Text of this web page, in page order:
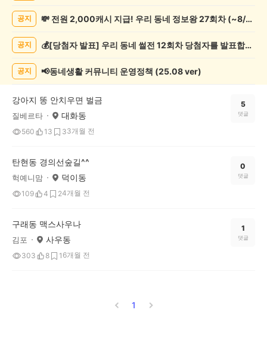
시
공지 💸 전원 2,000캐시 지급! 우리 동네 정보왕 27회차 (~8/10)
공지 💰[당첨자 발표] 우리 동네 썰전 12회차 당첨자를 발표합니다!
공지 📢동네생활 커뮤니티 운영정책 (25.08 ver)
강아지 똥 안치우면 벌금
질베르타 대화동
560 13 33개월 전
5
댓글
탄현동 경의선숲길^^
헉예니맘 덕이동
109 4 24개월 전
0
댓글
구래동 맥스사우나
김포 사우동
303 8 1 6개월 전
1
댓글
1